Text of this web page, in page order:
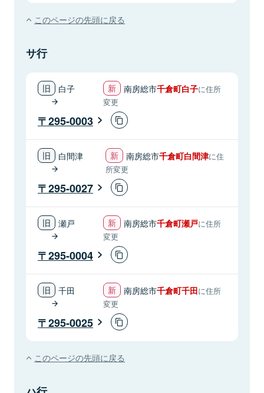
このページの先頭に戻る
サ行
白子 南房総市千倉町白子に住所
変更
295-0003
白間津 南房総市千倉町白間津に住
所変更
295-0027
瀬戸 南房総市千倉町瀬戸に住所
変更
295-0004
千田 南房総市千倉町千田に住所
変更
295-0025
このページの先頭に戻る